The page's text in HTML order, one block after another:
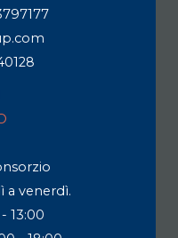
a venerdì.
13:00